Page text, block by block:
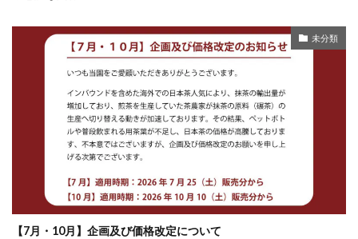
未分類
【7月・10月】企画及び価格改定について